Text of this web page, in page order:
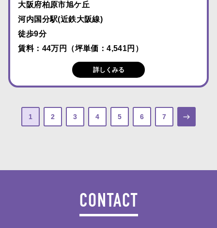
大阪府柏原市旭ケ丘
河内国分駅(近鉄大阪線)
徒歩9分
賃料：44万円（坪単価：4,541円）
詳しくみる
1 2 3 4 5 6 7
CONTACT